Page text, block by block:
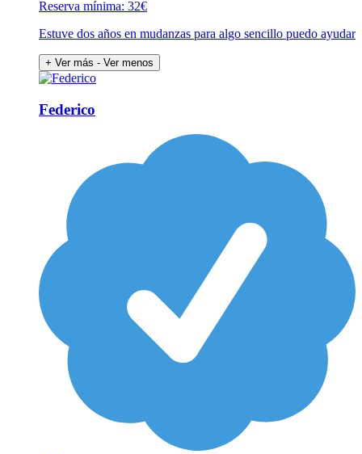
Reserva mínima: 32€
Estuve dos años en mudanzas para algo sencillo puedo ayudar
+ Ver más - Ver menos
Federico